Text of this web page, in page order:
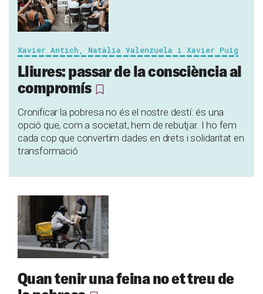
Xavier Antich, Natàlia Valenzuela i Xavier Puig
Lliures: passar de la consciència al
compromís
Cronificar la pobresa no és el nostre destí: és una
opció que, com a societat, hem de rebutjar. I ho fem
cada cop que convertim dades en drets i solidaritat en
transformació
Quan tenir una feina no et treu de